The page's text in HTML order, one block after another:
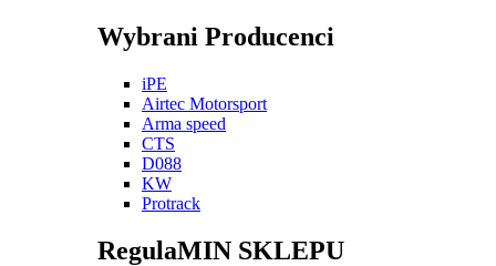
Wybrani Producenci
iPE
Airtec Motorsport
Arma speed
CTS
D088
KW
Protrack
RegulaMIN SKLEPU